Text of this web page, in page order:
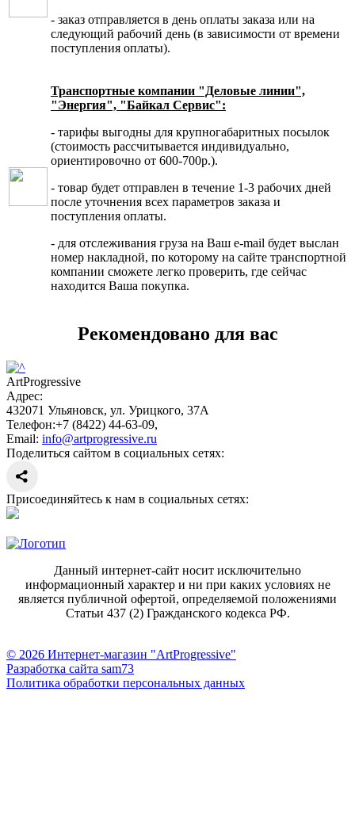
- заказ отправляется в день оплаты заказа или на
следующий рабочий день (в зависимости от времени
поступления оплаты).
Транспортные компании "Деловые линии",
"Энергия", "Байкал Сервис":
- тарифы выгодны для крупногабаритных посылок
(стоимость рассчитывается индивидуально,
ориентировочно от 600-700р.).
- товар будет отправлен в течение 1-3 рабочих дней
после уточнения всех параметров заказа и
поступления оплаты.
- для отслеживания груза на Ваш e-mail будет выслан
номер накладной, по которому на сайте транспортной
компании сможете легко проверить, где сейчас
находится Ваша покупка.
Рекомендовано для вас
ArtProgressive
Адрес:
432071 Ульяновск, ул. Урицкого, 37А
Телефон:+7 (8422) 44-63-09,
Email: info@artprogressive.ru
Поделиться сайтом в социальных сетях:
Присоединяйтесь к нам в социальных сетях:
Данный интернет-сайт носит исключительно
информационный характер и ни при каких условиях не
является публичной офертой, определяемой положениями
Статьи 437 (2) Гражданского кодекса РФ.
© 2026 Интернет-магазин "ArtProgressive"
Разработка сайта sam73
Политика обработки персональных данных